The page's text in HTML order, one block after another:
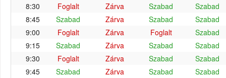
8:30
Foglalt Zárva Szabad
Szabad
8:45
Szabad Zárva Szabad
Szabad
9:00
Foglalt Zárva Foglalt
Szabad
9:15
Szabad Zárva Szabad
Szabad
9:30
Foglalt Zárva Szabad
Szabad
9:45
Szabad Zárva Szabad
Szabad